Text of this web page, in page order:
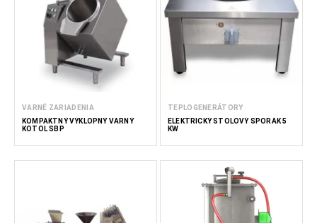
VARNÉ ZARIADENIA
KOMPAKTNÝ VÝKLOPNÝ VARNÝ
KOTOL SBP
TEPLOGENERÁTORY
ELEKTRICKÝ STOLOVÝ SPORÁK 5
KW